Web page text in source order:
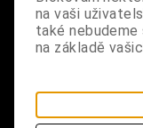
S
na vaši
také
na základě